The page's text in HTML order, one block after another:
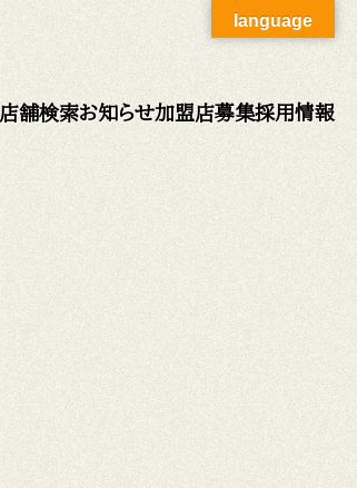
店舗検索お知らせ加盟店募集採用情報
language